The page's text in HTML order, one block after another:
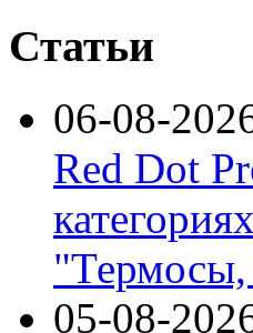
Статьи
06-08-
Red Dot
05-08-